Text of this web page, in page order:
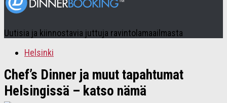
Uutisia ja kiinnostavia juttuja ravintolamaailmasta
Helsinki
Chef’s Dinner ja muut tapahtumat
Helsingissä – katso nämä